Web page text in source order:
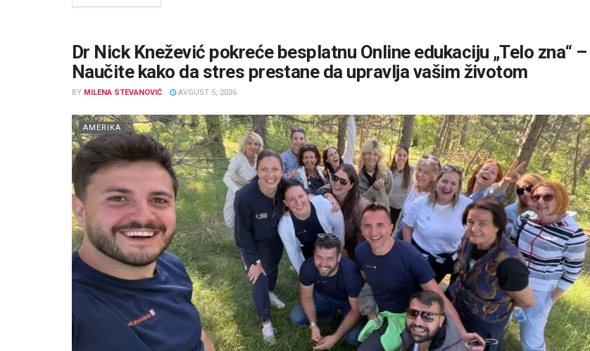
Dr Nick Knežević pokreće besplatnu Online edukaciju „Telo zna“ –
Naučite kako da stres prestane da upravlja vašim životom
BY MILENA STEVANOVIĆ AVGUST 5, 2026
AMERIKA